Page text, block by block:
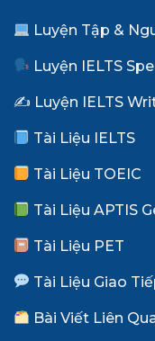
Luyện Tập &
Luyện IELTS
✍️ Luyện IELTS
Tài Liệu IELTS
Tài Liệu TOEIC
Tài Liệu APTIS
Tài Liệu PET
Tài Liệu Giao
Bài Viết Liên